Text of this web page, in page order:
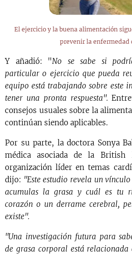
El ejercicio y la buena alimentación
prevenir la enfermedad
Y añadió: "No se sabe si
particular o ejercicio que pueda
equipo está trabajando sobre este
tener una pronta respuesta".
consejos usuales sobre la
continúan siendo aplicables.
Por su parte, la doctora Sonya
médica asociada de la British
organización líder en temas
dijo: "Este estudio revela un
acumulas la grasa y cuál es tu
corazón o un derrame cerebral,
existe".
"Una investigación futura para
de grasa corporal está relacionada